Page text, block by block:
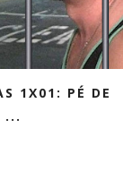
1X01: PÉ DE
...